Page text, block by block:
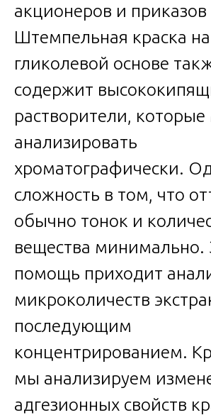
акционеров и приказов
Штемпельная краска на
гликолевой основе
содержит
растворители,
анализировать
хроматографически.
сложность в том, что
обычно тонок и
вещества минимально.
помощь приходит
микроколичеств
последующим
концентрированием.
мы анализируем
адгезионных свойств